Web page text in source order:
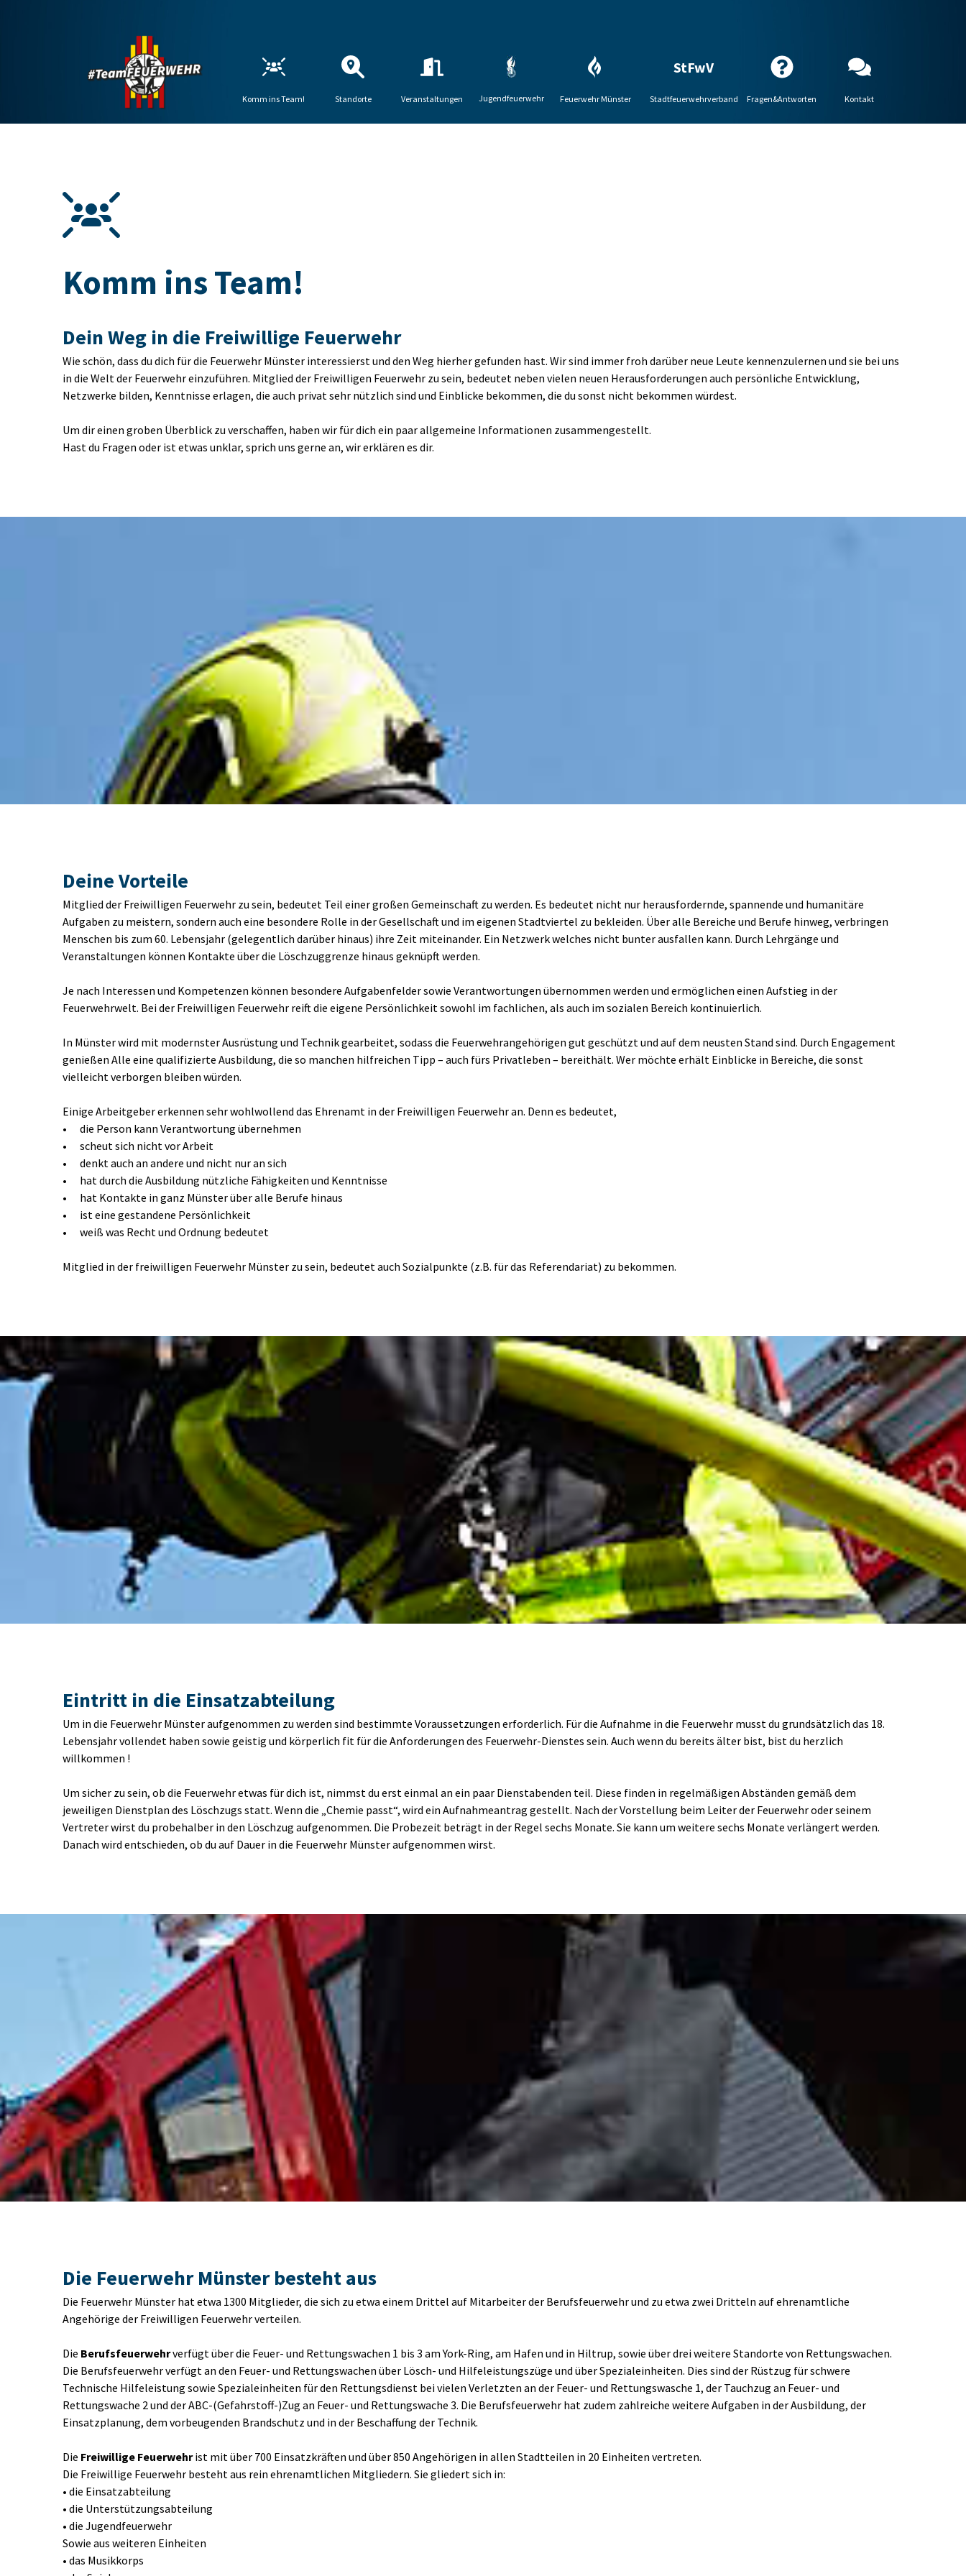
Komm ins Team! Standorte Veranstaltungen Jugendfeuerwehr Feuerwehr Münster
StFwV
Stadtfeuerwehrverband Fragen&Antworten Kontakt
Komm ins Team!
Dein Weg in die Freiwillige Feuerwehr
Wie schön, dass du dich für die Feuerwehr Münster interessierst und den Weg hierher gefunden hast. Wir sind immer froh darüber neue Leute kennenzulernen und sie bei uns
in die Welt der Feuerwehr einzuführen. Mitglied der Freiwilligen Feuerwehr zu sein, bedeutet neben vielen neuen Herausforderungen auch persönliche Entwicklung,
Netzwerke bilden, Kenntnisse erlagen, die auch privat sehr nützlich sind und Einblicke bekommen, die du sonst nicht bekommen würdest.
Um dir einen groben Überblick zu verschaffen, haben wir für dich ein paar allgemeine Informationen zusammengestellt.
Hast du Fragen oder ist etwas unklar, sprich uns gerne an, wir erklären es dir.
Deine Vorteile
Mitglied der Freiwilligen Feuerwehr zu sein, bedeutet Teil einer großen Gemeinschaft zu werden. Es bedeutet nicht nur herausfordernde, spannende und humanitäre
Aufgaben zu meistern, sondern auch eine besondere Rolle in der Gesellschaft und im eigenen Stadtviertel zu bekleiden. Über alle Bereiche und Berufe hinweg, verbringen
Menschen bis zum 60. Lebensjahr (gelegentlich darüber hinaus) ihre Zeit miteinander. Ein Netzwerk welches nicht bunter ausfallen kann. Durch Lehrgänge und
Veranstaltungen können Kontakte über die Löschzuggrenze hinaus geknüpft werden.
Je nach Interessen und Kompetenzen können besondere Aufgabenfelder sowie Verantwortungen übernommen werden und ermöglichen einen Aufstieg in der
Feuerwehrwelt. Bei der Freiwilligen Feuerwehr reift die eigene Persönlichkeit sowohl im fachlichen, als auch im sozialen Bereich kontinuierlich.
In Münster wird mit modernster Ausrüstung und Technik gearbeitet, sodass die Feuerwehrangehörigen gut geschützt und auf dem neusten Stand sind. Durch Engagement
genießen Alle eine qualifizierte Ausbildung, die so manchen hilfreichen Tipp – auch fürs Privatleben – bereithält. Wer möchte erhält Einblicke in Bereiche, die sonst
vielleicht verborgen bleiben würden.
Einige Arbeitgeber erkennen sehr wohlwollend das Ehrenamt in der Freiwilligen Feuerwehr an. Denn es bedeutet,
•	die Person kann Verantwortung übernehmen
•	scheut sich nicht vor Arbeit
•	denkt auch an andere und nicht nur an sich
•	hat durch die Ausbildung nützliche Fähigkeiten und Kenntnisse
•	hat Kontakte in ganz Münster über alle Berufe hinaus
•	ist eine gestandene Persönlichkeit
•	weiß was Recht und Ordnung bedeutet
Mitglied in der freiwilligen Feuerwehr Münster zu sein, bedeutet auch Sozialpunkte (z.B. für das Referendariat) zu bekommen.
Eintritt in die Einsatzabteilung
Um in die Feuerwehr Münster aufgenommen zu werden sind bestimmte Voraussetzungen erforderlich. Für die Aufnahme in die Feuerwehr musst du grundsätzlich das 18.
Lebensjahr vollendet haben sowie geistig und körperlich fit für die Anforderungen des Feuerwehr-Dienstes sein. Auch wenn du bereits älter bist, bist du herzlich
willkommen !
Um sicher zu sein, ob die Feuerwehr etwas für dich ist, nimmst du erst einmal an ein paar Dienstabenden teil. Diese finden in regelmäßigen Abständen gemäß dem
jeweiligen Dienstplan des Löschzugs statt. Wenn die „Chemie passt“, wird ein Aufnahmeantrag gestellt. Nach der Vorstellung beim Leiter der Feuerwehr oder seinem
Vertreter wirst du probehalber in den Löschzug aufgenommen. Die Probezeit beträgt in der Regel sechs Monate. Sie kann um weitere sechs Monate verlängert werden.
Danach wird entschieden, ob du auf Dauer in die Feuerwehr Münster aufgenommen wirst.
Die Feuerwehr Münster besteht aus
Die Feuerwehr Münster hat etwa 1300 Mitglieder, die sich zu etwa einem Drittel auf Mitarbeiter der Berufsfeuerwehr und zu etwa zwei Dritteln auf ehrenamtliche
Angehörige der Freiwilligen Feuerwehr verteilen.
Die Berufsfeuerwehr verfügt über die Feuer- und Rettungswachen 1 bis 3 am York-Ring, am Hafen und in Hiltrup, sowie über drei weitere Standorte von Rettungswachen.
Die Berufsfeuerwehr verfügt an den Feuer- und Rettungswachen über Lösch- und Hilfeleistungszüge und über Spezialeinheiten. Dies sind der Rüstzug für schwere
Technische Hilfeleistung sowie Spezialeinheiten für den Rettungsdienst bei vielen Verletzten an der Feuer- und Rettungswasche 1, der Tauchzug an Feuer- und
Rettungswache 2 und der ABC-(Gefahrstoff-)Zug an Feuer- und Rettungswache 3. Die Berufsfeuerwehr hat zudem zahlreiche weitere Aufgaben in der Ausbildung, der
Einsatzplanung, dem vorbeugenden Brandschutz und in der Beschaffung der Technik.
Die Freiwillige Feuerwehr ist mit über 700 Einsatzkräften und über 850 Angehörigen in allen Stadtteilen in 20 Einheiten vertreten.
Die Freiwillige Feuerwehr besteht aus rein ehrenamtlichen Mitgliedern. Sie gliedert sich in:
• die Einsatzabteilung
• die Unterstützungsabteilung
• die Jugendfeuerwehr
Sowie aus weiteren Einheiten
• das Musikkorps